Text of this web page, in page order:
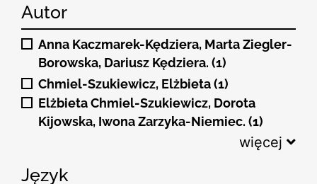
Autor
Anna Kaczmarek-Kędziera, Marta Ziegler-
Borowska, Dariusz Kędziera. (1)
Chmiel-Szukiewicz, Elżbieta (1)
Elżbieta Chmiel-Szukiewicz, Dorota
Kijowska, Iwona Zarzyka-Niemiec. (1)
więcej
Język